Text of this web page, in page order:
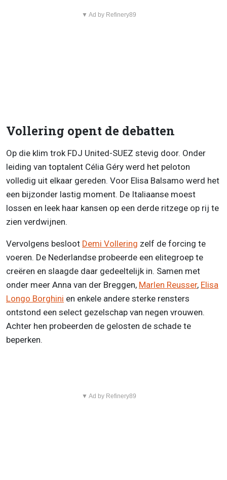
▼ Ad by Refinery89
Vollering opent de debatten
Op die klim trok FDJ United-SUEZ stevig door. Onder
leiding van toptalent Célia Géry werd het peloton
volledig uit elkaar gereden. Voor Elisa Balsamo werd het
een bijzonder lastig moment. De Italiaanse moest
lossen en leek haar kansen op een derde ritzege op rij te
zien verdwijnen.
Vervolgens besloot Demi Vollering zelf de forcing te
voeren. De Nederlandse probeerde een elitegroep te
creëren en slaagde daar gedeeltelijk in. Samen met
onder meer Anna van der Breggen, Marlen Reusser, Elisa
Longo Borghini en enkele andere sterke rensters
ontstond een select gezelschap van negen vrouwen.
Achter hen probeerden de gelosten de schade te
beperken.
▼ Ad by Refinery89